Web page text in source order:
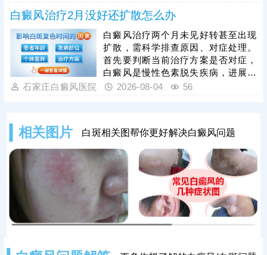
再生进程停滞，甚至出现复色色素消
退、白斑反复的情况，大幅增加后续
治疗难度与周期。因此患者必须严格
遵从医嘱，长期坚持完整疗程，切勿
擅自停疗。同时，治疗中需根据自身
皮损情况，采用适配的光照剂量，避
免剂量不足无效、过量损伤皮肤。
白癜风治疗2月没好还扩散怎么办
白癜风治疗两个月未见好转甚至出现
扩散，需科学排查原因、对症处理。
首先要判断当前治疗方案是否对症，
白癜风是慢性色素脱失疾病，进展期
本身存在扩散可能，若方案贴合自身
停药、减药。若经医生评估，当前治
疗方案并不适配自身病情，需在医生
指导下及时调整，同时，科学护理是
控制扩散的关键，患者需全方位规避
诱发因素，辅助稳定病情、阻止白斑
扩散。
石家庄白癜风医院 2026-08-04 56
相关图片 白斑相关图帮你更好解决白癜风问题